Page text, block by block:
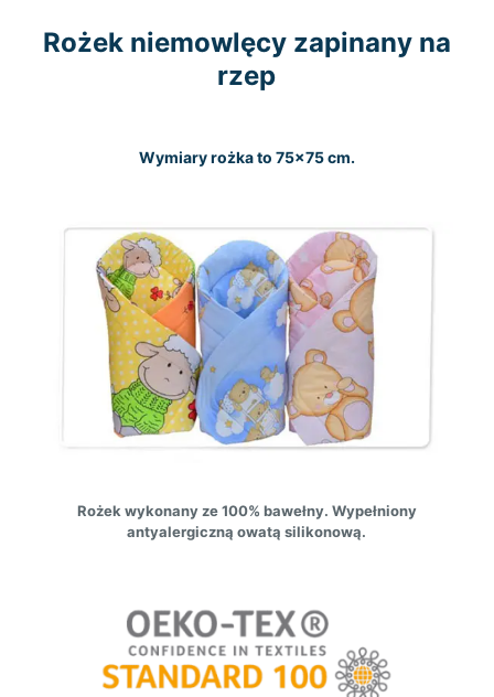
Rożek niemowlęcy zapinany na
rzep
Wymiary rożka to 75×75 cm.
Rożek wykonany ze 100% bawełny. Wypełniony
antyalergiczną owatą silikonową.